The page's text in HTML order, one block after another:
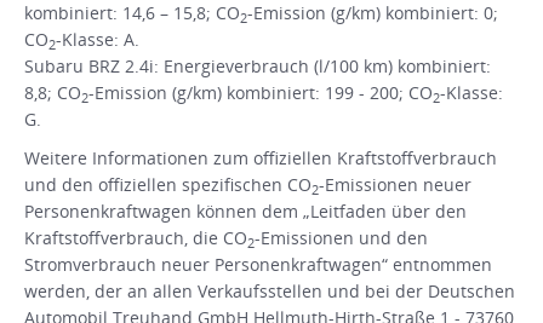
kombiniert: 14,6 – 15,8; CO2-Emission (g/km) kombiniert: 0;
CO2-Klasse: A.
Subaru BRZ 2.4i: Energieverbrauch (l/100 km) kombiniert:
8,8; CO2-Emission (g/km) kombiniert: 199 - 200; CO2-Klasse:
G.
Weitere Informationen zum offiziellen Kraftstoffverbrauch
und den offiziellen spezifischen CO2-Emissionen neuer
Personenkraftwagen können dem „Leitfaden über den
Kraftstoffverbrauch, die CO2-Emissionen und den
Stromverbrauch neuer Personenkraftwagen“ entnommen
werden, der an allen Verkaufsstellen und bei der Deutschen
Automobil Treuhand GmbH Hellmuth-Hirth-Straße 1 - 73760